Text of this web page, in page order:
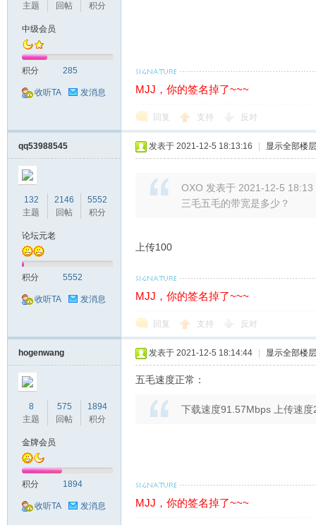
主题 回帖 积分
中级会员
积分 285
收听TA 发消息 MJJ，你的签名掉了~~~
回复 支持 反对
qq53988545
132
主题
2146
回帖
5552
积分
论坛元老
积分 5552
收听TA 发消息
发表于 2021-12-5 18:13:16 显示全部楼层
OXO 发表于 2021-12-5 18:13
三毛五毛的带宽是多少？
上传100
MJJ，你的签名掉了~~~
回复 支持 反对
hogenwang
8
主题
575
回帖
1894
积分
金牌会员
积分 1894
收听TA 发消息
发表于 2021-12-5 18:14:44 显示全部楼层
五毛速度正常：
下载速度91.57Mbps 上传速
MJJ，你的签名掉了~~~